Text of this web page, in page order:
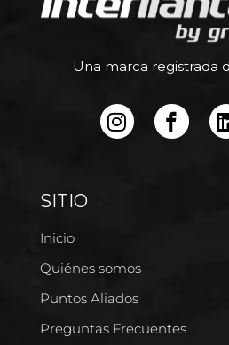
Una marca registrada
SITIO
Inicio
Quiénes somos
Puntos Aliados
Preguntas Frecuentes